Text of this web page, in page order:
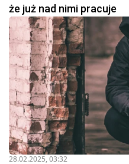
że już nad nimi pracuje
28.02.2025, 03:32